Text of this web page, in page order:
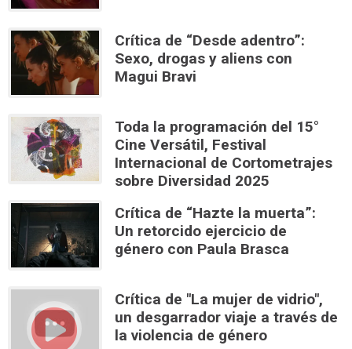
Crítica de “Desde adentro”:
Sexo, drogas y aliens con
Magui Bravi
Toda la programación del 15°
Cine Versátil, Festival
Internacional de Cortometrajes
sobre Diversidad 2025
Crítica de “Hazte la muerta”:
Un retorcido ejercicio de
género con Paula Brasca
Crítica de "La mujer de vidrio",
un desgarrador viaje a través de
la violencia de género